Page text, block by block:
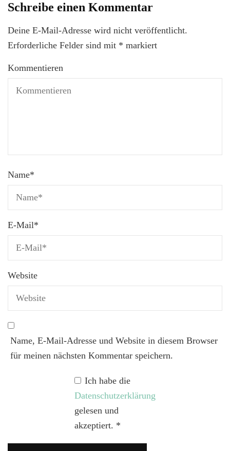
Schreibe einen Kommentar
Deine E-Mail-Adresse wird nicht veröffentlicht.
Erforderliche Felder sind mit * markiert
Kommentieren
Name*
E-Mail*
Website
Name, E-Mail-Adresse und Website in diesem Browser
für meinen nächsten Kommentar speichern.
Ich habe die
Datenschutzerklärung
gelesen und
akzeptiert. *